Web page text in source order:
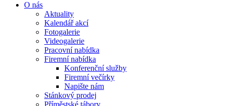
O nás
Aktuality
Kalendář akcí
Fotogalerie
Videogalerie
Pracovní nabídka
Firemní nabídka
Konferenční služby
Firemní večírky
Napište nám
Stánkový prodej
Příměstské tábory